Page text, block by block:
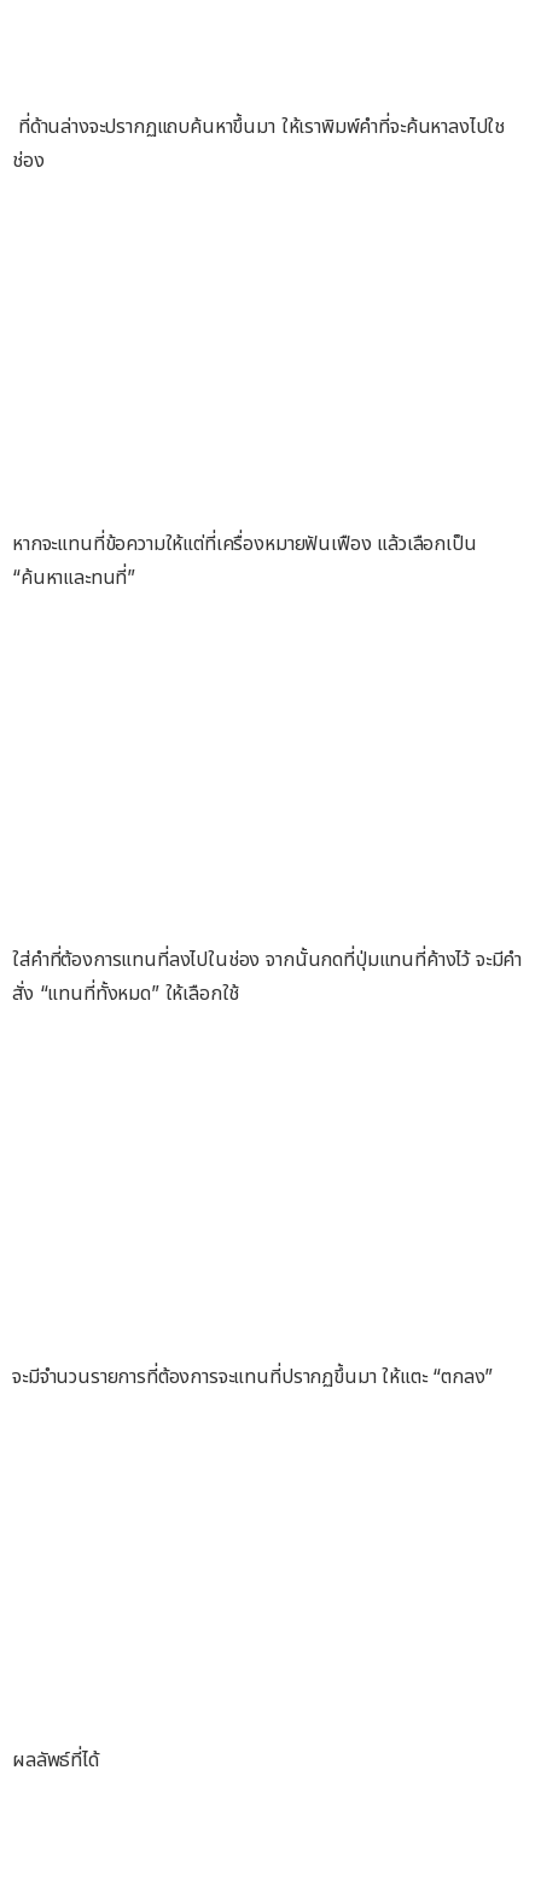
ที่ด้านล่างจะปรากฏแถบค้นหาขึ้นมา ให้เราพิมพ์คำที่จะค้นหาลงไปใช
ช่อง
หากจะแทนที่ข้อความให้แต่ที่เครื่องหมายฟันเฟือง แล้วเลือกเป็น
“ค้นหาและทนที่”
ใส่คำที่ต้องการแทนที่ลงไปในช่อง จากนั้นกดที่ปุ่มแทนที่ค้างไว้ จะมีคำ
สั่ง “แทนที่ทั้งหมด” ให้เลือกใช้
จะมีจำนวนรายการที่ต้องการจะแทนที่ปรากฏขึ้นมา ให้แตะ “ตกลง”
ผลลัพธ์ที่ได้